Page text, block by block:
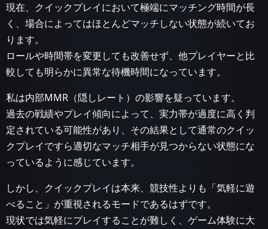
現在、クイックプレイにおいて極端にマッチング時間が長
く、場合によってはほとんどマッチしない状態が続いてお
ります。
ロールや時間帯を変更しても改善せず、他プレイヤーと比
較しても明らかに異常な待機時間になっています。
私は内部MMR（隠しレート）の影響を疑っています。
過去の戦績やプレイ傾向によって、実力帯が過度に高く判
定されている可能性があり、その結果として通常のクイッ
クプレイですら適切なマッチ相手が見つからない状態にな
っているように感じています。
しかし、クイックプレイは本来、競技性よりも「気軽に遊
べること」が重視されるモードであるはずです。
現状では気軽にプレイすることが難しく、ゲーム体験に大